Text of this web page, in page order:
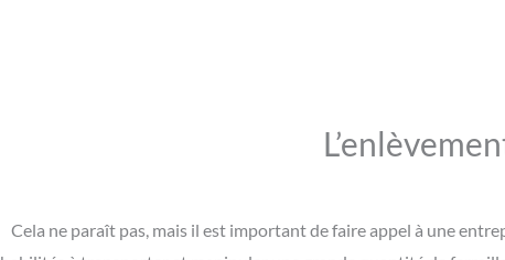
Cela ne paraît pas, mais il est important de faire appel à une